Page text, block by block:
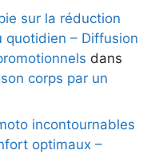
sur la réduction
quotidien – Diffusion
dans
corps par un
incontournables
optimaux –